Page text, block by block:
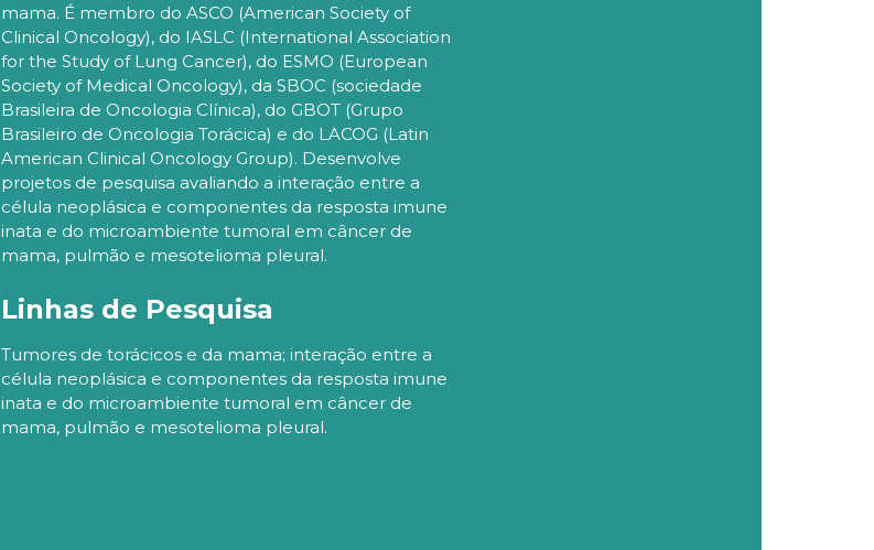
mama. É membro do ASCO (American Society of
Clinical Oncology), do IASLC (International Association
for the Study of Lung Cancer), do ESMO (European
Society of Medical Oncology), da SBOC (sociedade
Brasileira de Oncologia Clínica), do GBOT (Grupo
Brasileiro de Oncologia Torácica) e do LACOG (Latin
American Clinical Oncology Group). Desenvolve
projetos de pesquisa avaliando a interação entre a
célula neoplásica e componentes da resposta imune
inata e do microambiente tumoral em câncer de
mama, pulmão e mesotelioma pleural.
Linhas de Pesquisa
Tumores de torácicos e da mama; interação entre a
célula neoplásica e componentes da resposta imune
inata e do microambiente tumoral em câncer de
mama, pulmão e mesotelioma pleural.